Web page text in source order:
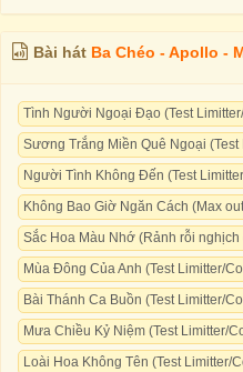
Bài hát Ba Chéo - Apollo -
Tình Người Ngoại Đạo (Test
Sương Trắng Miền Quê Ngoại
Người Tình Không Đến (Test
Không Bao Giờ Ngăn Cách (Max
Sắc Hoa Màu Nhớ (Rảnh rỗi nghịch
Mùa Đông Của Anh (Test Limitter/
Bài Thánh Ca Buồn (Test Limitter/
Mưa Chiều Kỷ Niệm (Test Limitter/
Loài Hoa Không Tên (Test Limitter/